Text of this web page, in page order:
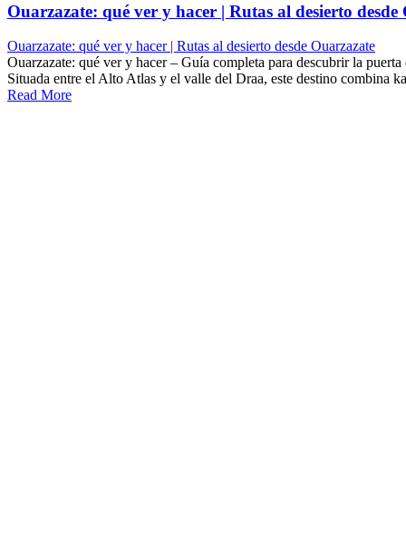
Ouarzazate: qué ver y hacer | Rutas al desierto desde
Ouarzazate: qué ver y hacer | Rutas al desierto desde Ouarzazate
Ouarzazate: qué ver y hacer – Guía completa para descubrir la
Situada entre el Alto Atlas y el valle del Draa, este destino combina
Read More